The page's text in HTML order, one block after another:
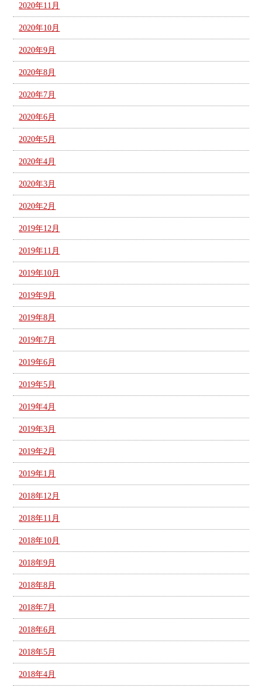
2020年11月
2020年10月
2020年9月
2020年8月
2020年7月
2020年6月
2020年5月
2020年4月
2020年3月
2020年2月
2019年12月
2019年11月
2019年10月
2019年9月
2019年8月
2019年7月
2019年6月
2019年5月
2019年4月
2019年3月
2019年2月
2019年1月
2018年12月
2018年11月
2018年10月
2018年9月
2018年8月
2018年7月
2018年6月
2018年5月
2018年4月